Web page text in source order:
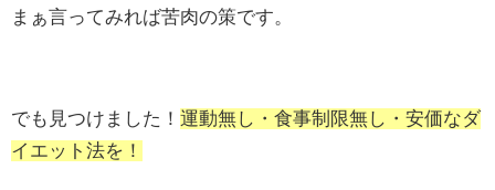
まぁ言ってみれば苦肉の策です。
でも見つけました！ 運動無し・食事制限無し・安価なダ
イエット法を！